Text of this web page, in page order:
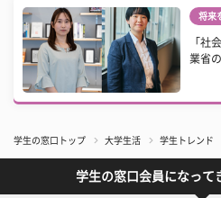
将来
「社
業省
学生の窓口トップ 大学生活 学生トレンド
学生の窓口会員になって